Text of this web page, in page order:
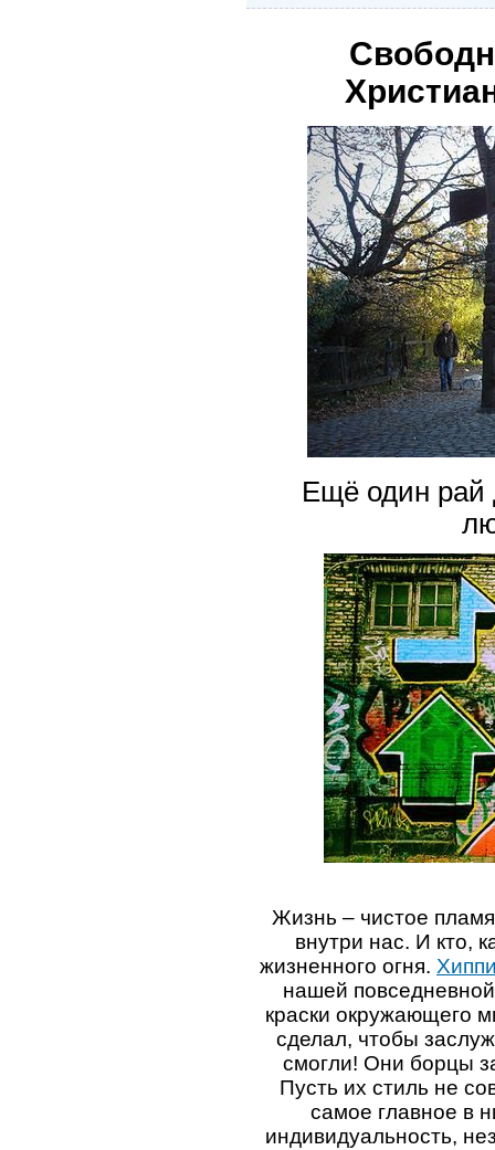
Ещё один рай
Жизнь – чистое
внутри нас. И кто,
жизненного огня.
нашей
краски окружающего
сделал, чтобы
смогли! Они борцы
Пусть их стиль не
самое главное в
индивидуальность,